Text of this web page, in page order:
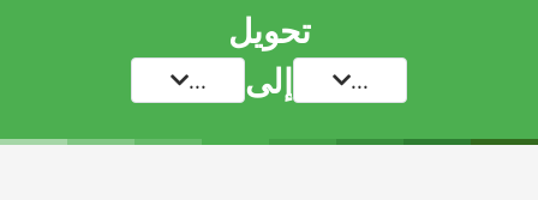
تحويل
... إلى ...